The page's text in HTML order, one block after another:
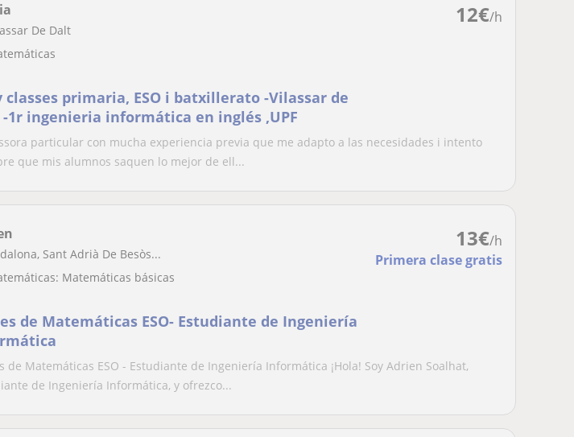
12€/h
De Dalt
classes primaria, ESO i batxillerato -Vilassar de
1r ingenieria informática en inglés ,UPF
particular con mucha experiencia previa que me adapto a las necesidades i intento
que mis alumnos saquen lo mejor de ell...
13€/h
Primera clase gratis
Sant Adrià De Besòs...
Matemáticas básicas
de Matemáticas ESO- Estudiante de Ingeniería
de Matemáticas ESO - Estudiante de Ingeniería Informática ¡Hola! Soy Adrien Soalhat,
de Ingeniería Informática, y ofrezco...